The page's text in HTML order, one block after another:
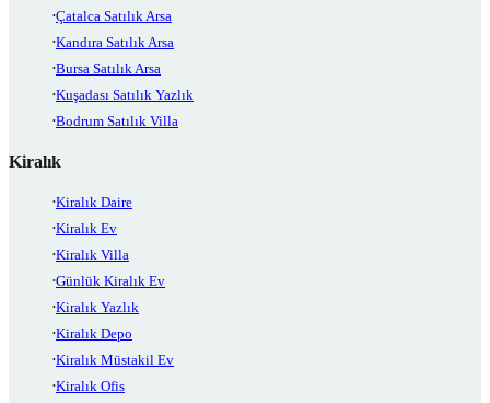
Çatalca Satılık Arsa
Kandıra Satılık Arsa
Bursa Satılık Arsa
Kuşadası Satılık Yazlık
Bodrum Satılık Villa
Kiralık
Kiralık Daire
Kiralık Ev
Kiralık Villa
Günlük Kiralık Ev
Kiralık Yazlık
Kiralık Depo
Kiralık Müstakil Ev
Kiralık Ofis